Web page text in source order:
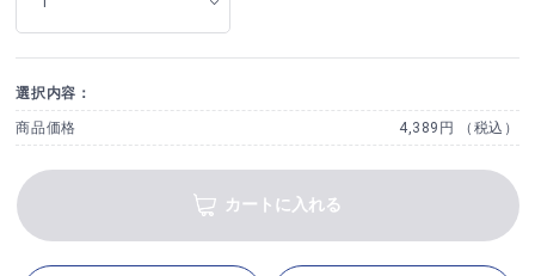
選択内容：
商品価格 4,389円 （税込）
カートに入れる